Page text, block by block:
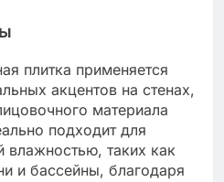
плитка применяется
акцентов на стенах,
материала
подходит для
таких как
и бассейны, благодаря